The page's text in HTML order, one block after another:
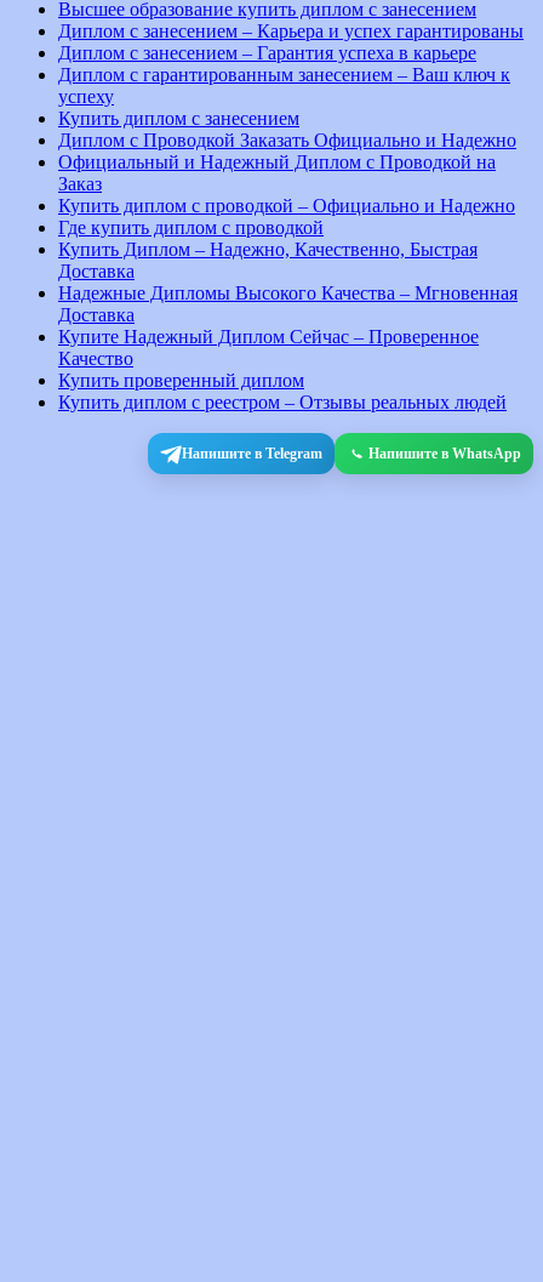
Высшее образование купить диплом с занесением
Диплом с занесением – Карьера и успех гарантированы
Диплом с занесением – Гарантия успеха в карьере
Диплом с гарантированным занесением – Ваш ключ к
успеху
Купить диплом с занесением
Диплом с Проводкой Заказать Официально и Надежно
Официальный и Надежный Диплом с Проводкой на
Заказ
Купить диплом с проводкой – Официально и Надежно
Где купить диплом с проводкой
Купить Диплом – Надежно, Качественно, Быстрая
Доставка
Надежные Дипломы Высокого Качества – Мгновенная
Доставка
Купите Надежный Диплом Сейчас – Проверенное
Качество
Купить проверенный диплом
Купить диплом с реестром – Отзывы реальных людей
Напишите в Telegram Напишите в WhatsApp